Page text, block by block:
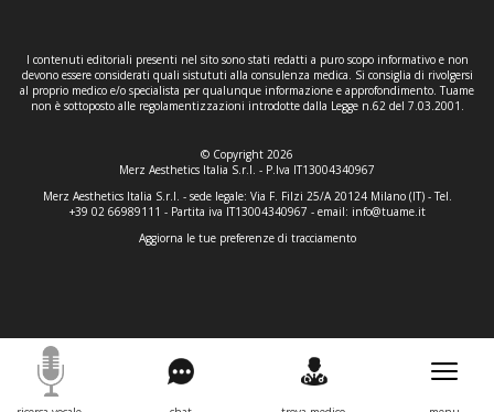
I contenuti editoriali presenti nel sito sono stati redatti a puro scopo informativo e non
devono essere considerati quali sistututi alla consulenza medica. Si consiglia di rivolgersi
al proprio medico e/o specialista per qualunque informazione e approfondimento. Tuame
non è sottoposto alle regolamentizzazioni introdotte dalla Legge n.62 del 7.03.2001.
© Copyright 2026
Merz Aesthetics Italia S.r.l. - P.Iva IT13004340967
Merz Aesthetics Italia S.r.l. - sede legale: Via F. Filzi 25/A 20124 Milano (IT) - Tel.
+39 02 66989111 - Partita iva IT13004340967 - email: info@tuame.it
Aggiorna le tue preferenze di tracciamento